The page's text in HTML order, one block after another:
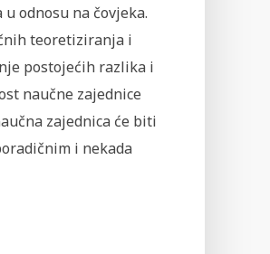
odnosu na čovjeka.
teoretiziranja i
postojećih razlika i
naučne zajednice
zajednica će biti
i nekada